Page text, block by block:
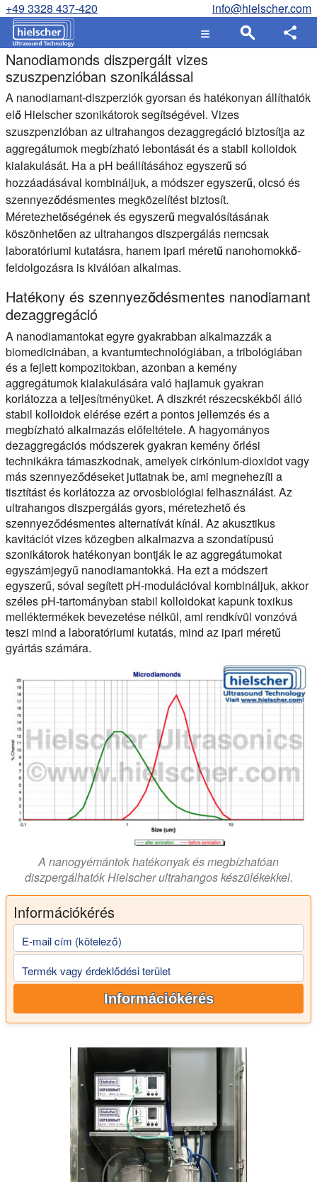
+49 3328 437-420 info@hielscher.com
Nanodiamonds diszpergált vizes
szuszpenzióban szonikálással
A nanodiamant-diszperziók gyorsan és hatékonyan állíthatók
elő Hielscher szonikátorok segítségével. Vizes
szuszpenzióban az ultrahangos dezaggregáció biztosítja az
aggregátumok megbízható lebontását és a stabil kolloidok
kialakulását. Ha a pH beállításához egyszerű só
hozzáadásával kombináljuk, a módszer egyszerű, olcsó és
szennyeződésmentes megközelítést biztosít.
Méretezhetőségének és egyszerű megvalósításának
köszönhetően az ultrahangos diszpergálás nemcsak
laboratóriumi kutatásra, hanem ipari méretű nanohomokkő-
feldolgozásra is kiválóan alkalmas.
Hatékony és szennyeződésmentes nanodiamant
dezaggregáció
A nanodiamantokat egyre gyakrabban alkalmazzák a
biomedicinában, a kvantumtechnológiában, a tribológiában
és a fejlett kompozitokban, azonban a kemény
aggregátumok kialakulására való hajlamuk gyakran
korlátozza a teljesítményüket. A diszkrét részecskékből álló
stabil kolloidok elérése ezért a pontos jellemzés és a
megbízható alkalmazás előfeltétele. A hagyományos
dezaggregációs módszerek gyakran kemény őrlési
technikákra támaszkodnak, amelyek cirkónium-dioxidot vagy
más szennyeződéseket juttatnak be, ami megnehezíti a
tisztítást és korlátozza az orvosbiológiai felhasználást. Az
ultrahangos diszpergálás gyors, méretezhető és
szennyeződésmentes alternatívát kínál. Az akusztikus
kavitációt vizes közegben alkalmazva a szondatípusú
szonikátorok hatékonyan bontják le az aggregátumokat
egyszámjegyű nanodiamantokká. Ha ezt a módszert
egyszerű, sóval segített pH-modulációval kombináljuk, akkor
széles pH-tartományban stabil kolloidokat kapunk toxikus
melléktermékek bevezetése nélkül, ami rendkívül vonzóvá
teszi mind a laboratóriumi kutatás, mind az ipari méretű
gyártás számára.
A nanogyémántok hatékonyak és megbízhatóan
diszpergálhatók Hielscher ultrahangos készülékekkel.
Információkérés
E-mail cím (kötelező)
Termék vagy érdeklődési terület
Információkérés